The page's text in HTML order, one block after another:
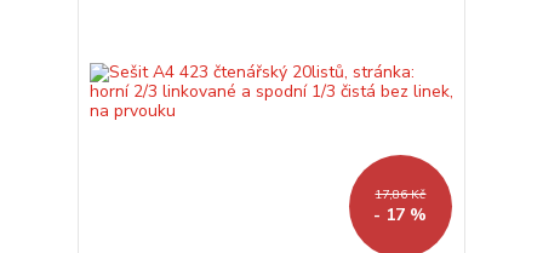
17,86 Kč
- 17 %